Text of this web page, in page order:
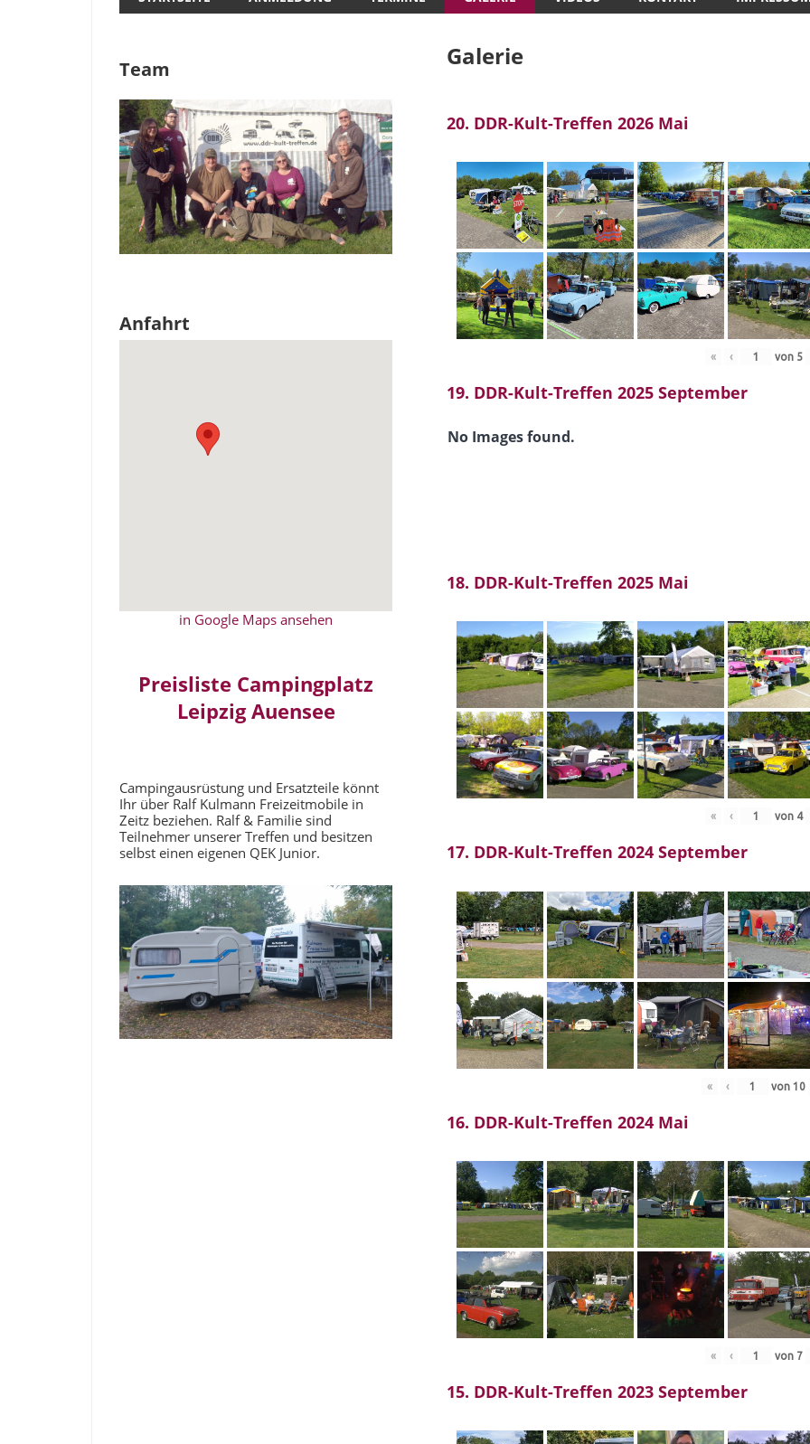
Galerie
20. DDR-Kult-Treffen 2026 Mai
« ‹ von 5
19. DDR-Kult-Treffen 2025 September
No Images found.
18. DDR-Kult-Treffen 2025 Mai
« ‹ von 4
17. DDR-Kult-Treffen 2024 September
« ‹ von10
16. DDR-Kult-Treffen 2024 Mai
« ‹ von 7
15. DDR-Kult-Treffen 2023 September
Team
Anfahrt
in Google Maps ansehen
Preisliste Campingplatz
Leipzig Auensee
Campingausrüstung und Ersatzteile könnt
Ihr über Ralf Kulmann Freizeitmobile in
Zeitz beziehen. Ralf & Familie sind
Teilnehmer unserer Treffen und besitzen
selbst einen eigenen QEK Junior.